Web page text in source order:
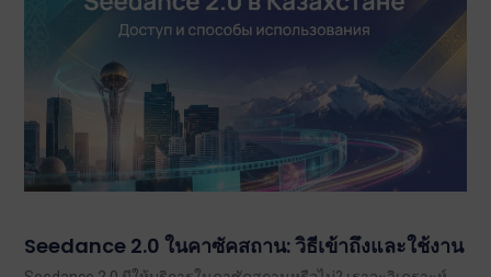
Seedance 2.0 ในคาซัคสถาน: วิธีเข้าถึงและใช้งาน